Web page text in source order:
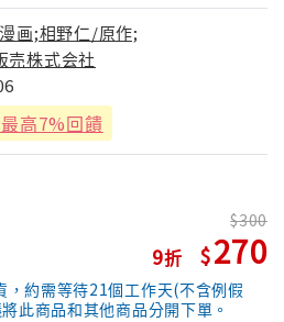
画;相野仁/原作;
売株式会社
高7%回饋
9
300
270
，約需等待21個工作天(不含例假
此商品和其他商品分開下單。